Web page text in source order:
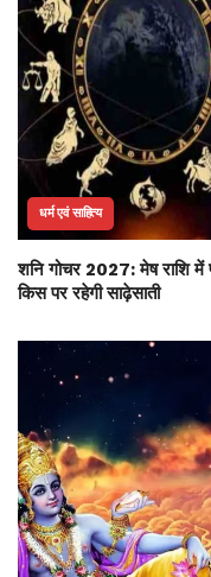
धर्म एवं साहित्य
शनि गोचर 2027: मेष राशि में
किस पर रहेगी साढ़ेसाती